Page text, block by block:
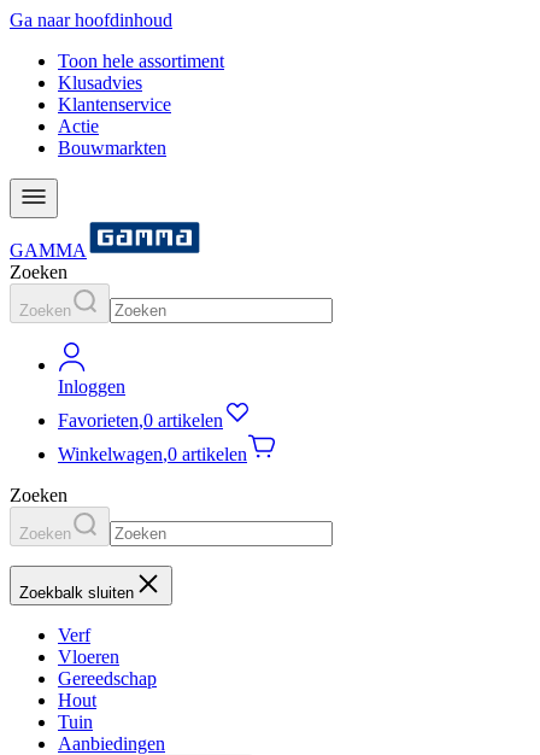
Ga naar hoofdinhoud
Toon hele assortiment
Klusadvies
Klantenservice
Actie
Bouwmarkten
GAMMA
Zoeken
Zoeken
Inloggen
Favorieten,0 artikelen
Winkelwagen,0 artikelen
Zoeken
Zoeken
Zoekbalk sluiten
Verf
Vloeren
Gereedschap
Hout
Tuin
Aanbiedingen